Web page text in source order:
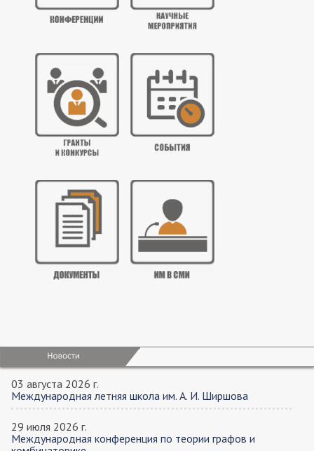
03 августа 2026 г.
Международная летняя школа им. А. И. Ширшова
29 июля 2026 г.
Международная конференция по теории графов и